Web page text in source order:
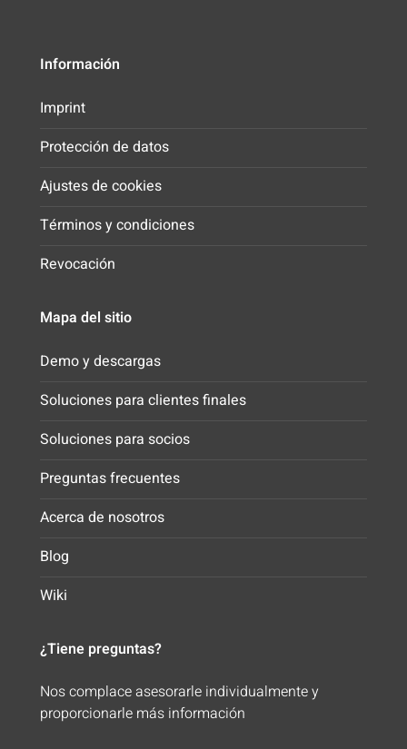
Información
Imprint
Protección de datos
Ajustes de cookies
Términos y condiciones
Revocación
Mapa del sitio
Demo y descargas
Soluciones para clientes finales
Soluciones para socios
Preguntas frecuentes
Acerca de nosotros
Blog
Wiki
¿Tiene preguntas?
Nos complace asesorarle individualmente y
proporcionarle más información